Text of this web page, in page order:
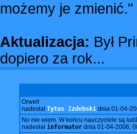
możemy je
Aktualizacja: Był
dopiero za rok...
Orwell
nadesłał Tytus Izdebski dnia 01-04-
No nie wiem. W końcu nauczyciele są
nadesłał informator dnia 01-04-2006,